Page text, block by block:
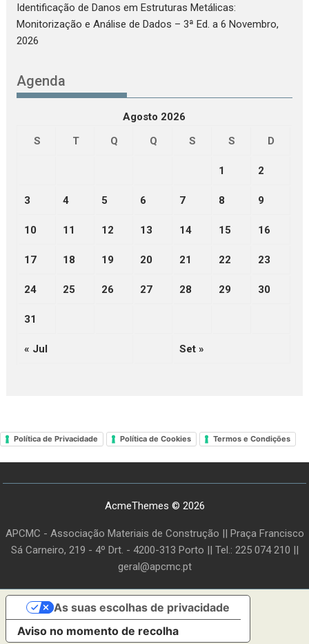
Identificação de Danos em Estruturas Metálicas:
Monitorização e Análise de Dados – 3ª Ed. a 6 Novembro,
2026
Agenda
Agosto 2026
S
T Q Q S S D
1 2
3 4 5 6 7 8 9
10 11 12 13 14 15 16
17 18 19 20 21 22 23
24 25 26 27 28 29 30
31
« Jul Set »
Política de Privacidade Política de Cookies Termos e Condições
AcmeThemes © 2026
APCMC - Associação Materiais de Construção || Praça Francisco
Sá Carneiro, 219 - 4º Drt. - 4200-313 Porto || Tel.: 225 074 210 ||
geral@apcmc.pt
Aviso no momento de recolha
As suas escolhas de privacidade